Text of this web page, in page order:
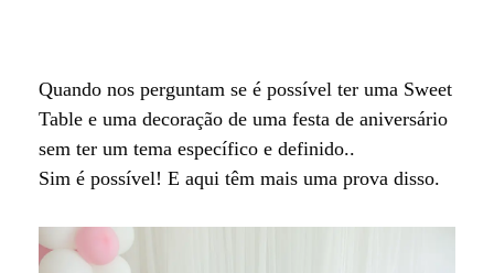
Quando nos perguntam se é possível ter uma Sweet
Table e uma decoração de uma festa de aniversário
sem ter um tema específico e definido..
Sim é possível! E aqui têm mais uma prova disso.